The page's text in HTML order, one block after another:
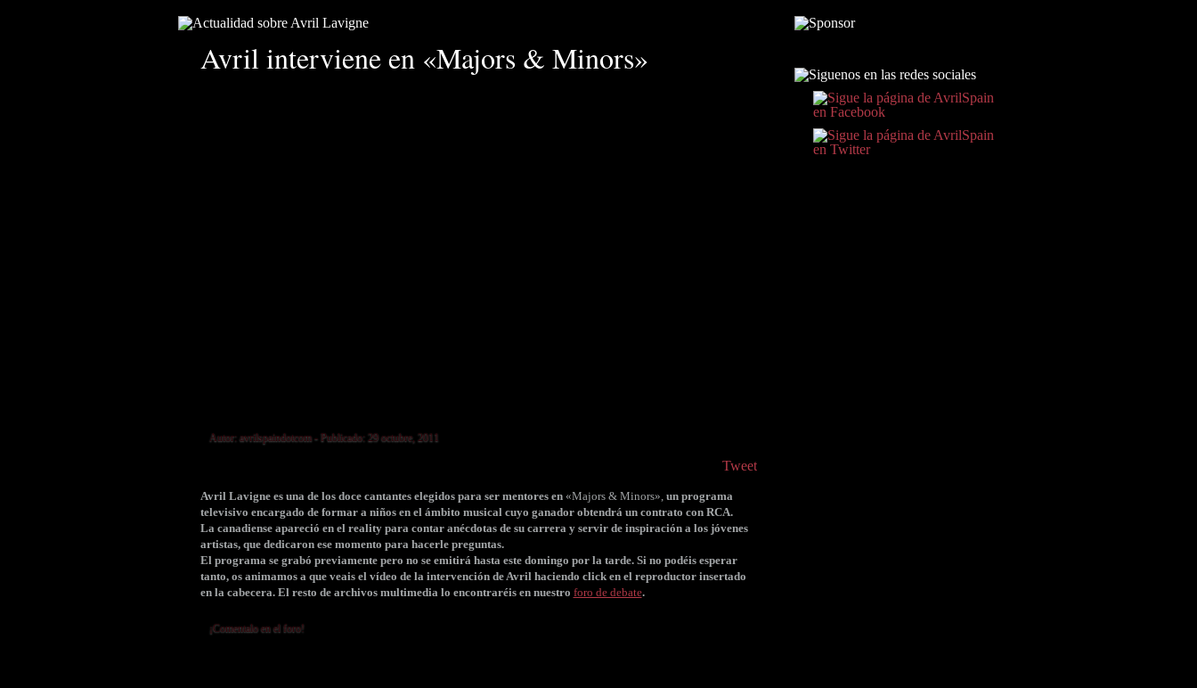
Avril interviene en «Majors & Minors»
Autor: avrilspaindotcom- Publicado: 29 octubre, 2011
Tweet
Avril Lavigne es una de los doce cantantes elegidos para ser mentores en «Majors & Minors», un programa
televisivo encargado de formar a niños en el ámbito musical cuyo ganador obtendrá un contrato con RCA.
La canadiense apareció en el reality para contar anécdotas de su carrera y servir de inspiración a los jóvenes
artistas, que dedicaron ese momento para hacerle preguntas.
El programa se grabó previamente pero no se emitirá hasta este domingo por la tarde. Si no podéis esperar
tanto, os animamos a que veais el vídeo de la intervención de Avril haciendo click en el reproductor insertado
en la cabecera. El resto de archivos multimedia lo encontraréis en nuestro foro de debate.
¡Comentalo en el foro!